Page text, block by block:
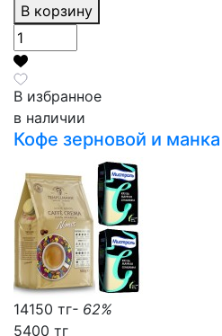
В корзину
В избранное
в наличии
Кофе зерновой и
14150 тг- 62%
5400 тг